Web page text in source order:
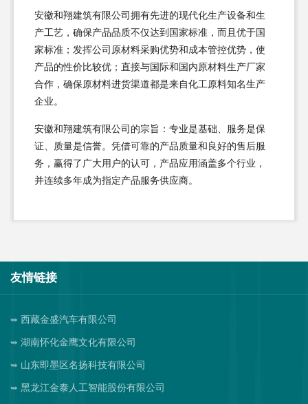
安徽和翔建筑有限公司拥有先进的现代化生产设备和生
产工艺，确保产品品质不仅达到国家标准，而且优于国
家标准；发挥公司原材料采购优势和成本管控优势，使
产品的性价比较优；直接与国际和国内原材料生产厂家
合作，确保原材料进货渠道都是来自化工原料知名生产
企业。
安徽和翔建筑有限公司的宗旨：专业是基础、服务是保
证、质量是信誉。凭借可靠的产品质量和良好的售后服
务，赢得了广大用户的认可，产品应用涵盖多个行业，
并连续多年成为指定产品服务供应商。
友情链接
西藏金盛汽车有限公司
湖南怀化金鹰文化有限公司
山东即墨区名扬科技有限公司
黑龙江金泰人工智能股份有限公司